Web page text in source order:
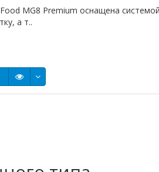
MG8 Premium оснащена
а т..